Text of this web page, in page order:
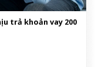
trả khoản vay 200